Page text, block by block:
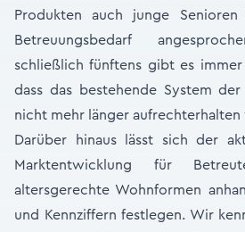
Produkten auch junge
Betreuungsbedarf
schließlich fünftens gibt es immer
dass das bestehende System
nicht mehr länger aufrechterhalten
Darüber hinaus lässt sich der
Marktentwicklung für
altersgerechte Wohnformen
und Kennziffern festlegen. Wir